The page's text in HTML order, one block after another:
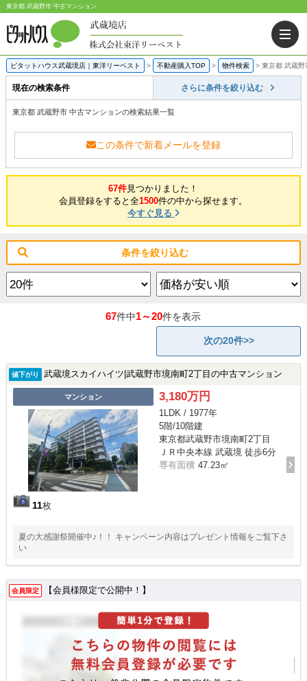
東京都 武蔵野市 中古マンション
ピタットハウス武蔵境店｜東洋リーベスト > 不動産購入TOP > 物件検索 > 東京都 武蔵野
現在の検索条件 さらに条件を絞り込む
東京都 武蔵野市 中古マンションの検索結果一覧
この条件で新着メールを登録
67件見つかりました！
会員登録をすると全1500件の中から探せます。
今すぐ見る
条件を絞り込む
67件中1～20件を表示
次の20件>>
値下がり 武蔵境スカイハイツ|武蔵野市境南町2丁目の中古マンション
マンション
11枚
3,180万円
1LDK / 1977年
5階/10階建
東京都武蔵野市境南町2丁目
ＪＲ中央本線 武蔵境 徒歩6分
専有面積 47.23㎡
夏の大感謝祭開催中♪！！ キャンペーン内容はプレゼント情報をご覧下さ
い
会員限定 【会員様限定で公開中！】